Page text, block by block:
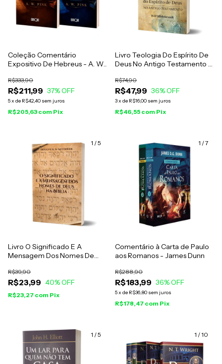
Coleção Comentário
Expositivo De Hebreus - A. W.
R$211,99
R$333,90
37% OFF
5x de R$42,40 sem juros
R$205,63 com Pix
Livro Teologia Do Espírito De
Deus No Antigo Testamento -
R$47,99
R$74,90
36% OFF
3x de R$16,00 sem juros
R$46,55 com Pix
1 /5
Livro O Significado E A
Mensagem Dos Nomes De
Mettinger
R$23,99
R$39,90
40% OFF
R$23,27 com Pix
1 /7
Comentário à Carta de Paulo
aos Romanos - James Dunn
R$183,99
R$288,90
36% OFF
5x de R$36,80 sem juros
R$178,47 com Pix
1 /5 1 /10